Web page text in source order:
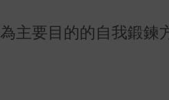
主要目的的自我鍛鍊